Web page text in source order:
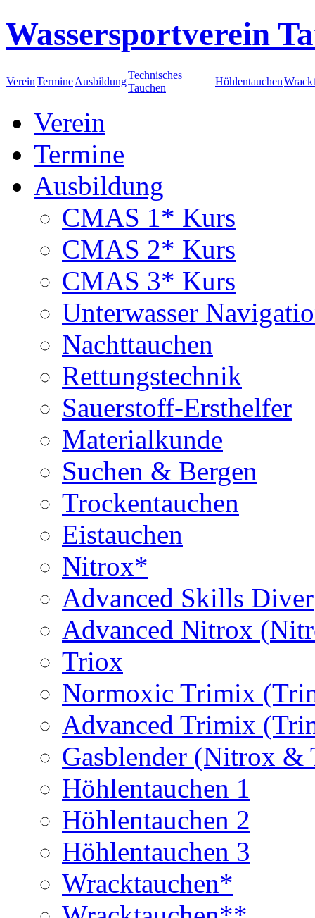
Wassersportverein
VereinTermineAusbildung
Technisches
Tauchen
Höhlentauchen
Verein
Termine
Ausbildung
CMAS 1* Kurs
CMAS 2* Kurs
CMAS 3* Kurs
Unterwasser
Nachttauchen
Rettungstechnik
Sauerstoff-Ersthelfer
Materialkunde
Suchen & Bergen
Trockentauchen
Eistauchen
Nitrox*
Advanced Skills Diver
Advanced Nitrox
Triox
Normoxic Trimix
Advanced Trimix
Gasblender (Nitrox
Höhlentauchen 1
Höhlentauchen 2
Höhlentauchen 3
Wracktauchen*